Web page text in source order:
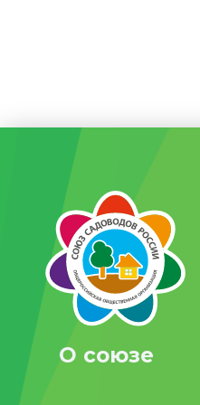
О союзе